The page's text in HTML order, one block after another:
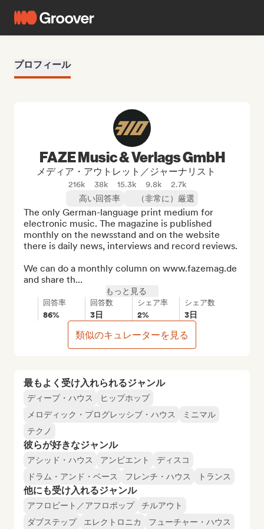
プロフィール
最もよく受け入れられるジャンル
ディープ・ハウス
ヒップホップ
メロディック・プログレッシブ・ハウス
ミニマル
テクノ
彼らが好きなジャンル
アシッド・ハウス アンビエント
ディスコ
ドラム・アンド・ベース
フレンチ・ハウス トランス
他にも受け入れるジャンル
アフロビート／アフロポップ
チルアウト
ダブステップ
エレクトロニカ フューチャー・ハウス
FAZE Music & Verlags GmbH
メディア・アウトレット／ジャーナリスト
216k 38k 15.3k 9.8k
2.7k
高い回答率
（非常に）厳選
The only German-language print medium for
electronic music. The magazine is published
monthly on the newsstand and on the website
there is daily news, interviews and record reviews.
We can do a monthly column on www.fazemag.de
and share th...
もっと見る
回答率
86%
回答数
3日
シェア率
2%
シェア数
3日
類似のキュレーターを見る